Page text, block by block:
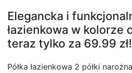
Elegancka i
łazienkowa w kolorze
teraz tylko za 69.99 zł!
Półka łazienkowa 2 półki